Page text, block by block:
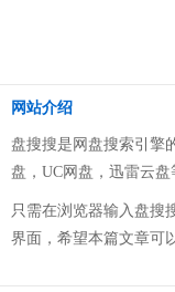
网站介绍
盘搜搜是网盘搜索引擎
盘，UC网盘，迅雷云盘
只需在浏览器输入盘搜
界面，希望本篇文章可